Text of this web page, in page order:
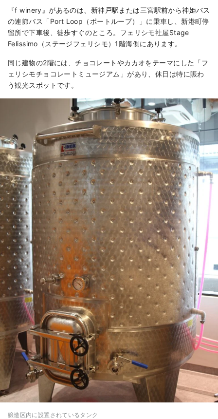
『f winery』があるのは、新神戸駅または三宮駅前から神姫バス
の連節バス「Port Loop（ポートループ）」に乗車し、新港町停
留所で下車後、徒歩すぐのところ。フェリシモ社屋Stage
Felissimo（ステージフェリシモ）1階海側にあります。
同じ建物の2階には、チョコレートやカカオをテーマにした「フ
ェリシモチョコレートミュージアム」があり、休日は特に賑わ
う観光スポットです。
醸造区内に設置されているタンク